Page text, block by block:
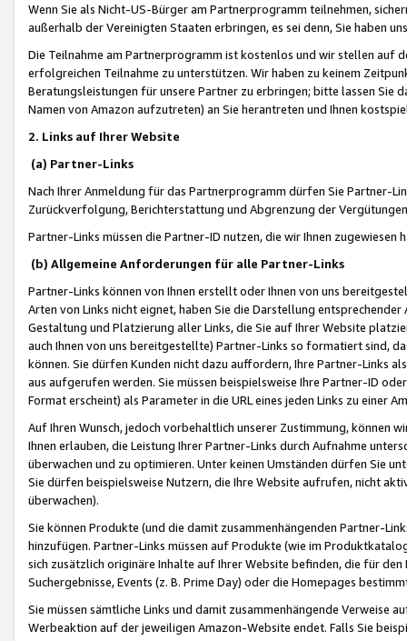
Wenn Sie als Nicht-US-Bürger am Partnerprogramm teilnehmen,
außerhalb der Vereinigten Staaten erbringen, es sei denn, Sie haben
Die Teilnahme am Partnerprogramm ist kostenlos und wir stellen auf
erfolgreichen Teilnahme zu unterstützen. Wir haben zu keinem
Beratungsleistungen für unsere Partner zu erbringen; bitte lassen Sie
Namen von Amazon aufzutreten) an Sie herantreten und Ihnen
2. Links auf Ihrer Website
(a) Partner-Links
Nach Ihrer Anmeldung für das Partnerprogramm dürfen Sie Partner-
Zurückverfolgung, Berichterstattung und Abgrenzung der
Partner-Links müssen die Partner-ID nutzen, die wir Ihnen zugewiesen
(b) Allgemeine Anforderungen für alle Partner-Links
Partner-Links können von Ihnen erstellt oder Ihnen von uns
Arten von Links nicht eignet, haben Sie die Darstellung
Gestaltung und Platzierung aller Links, die Sie auf Ihrer Website
auch Ihnen von uns bereitgestellte) Partner-Links so formatiert sind,
können. Sie dürfen Kunden nicht dazu auffordern, Ihre Partner-Links
aus aufgerufen werden. Sie müssen beispielsweise Ihre Partner-ID
Format erscheint) als Parameter in die URL eines jeden Links zu einer
Auf Ihren Wunsch, jedoch vorbehaltlich unserer Zustimmung, können
Ihnen erlauben, die Leistung Ihrer Partner-Links durch Aufnahme
überwachen und zu optimieren. Unter keinen Umständen dürfen Sie
Sie dürfen beispielsweise Nutzern, die Ihre Website aufrufen, nicht
überwachen).
Sie können Produkte (und die damit zusammenhängenden Partner-
hinzufügen. Partner-Links müssen auf Produkte (wie im
sich zusätzlich originäre Inhalte auf Ihrer Website befinden, die für
Suchergebnisse, Events (z. B. Prime Day) oder die Homepages
Sie müssen sämtliche Links und damit zusammenhängende
Werbeaktion auf der jeweiligen Amazon-Website endet. Falls Sie